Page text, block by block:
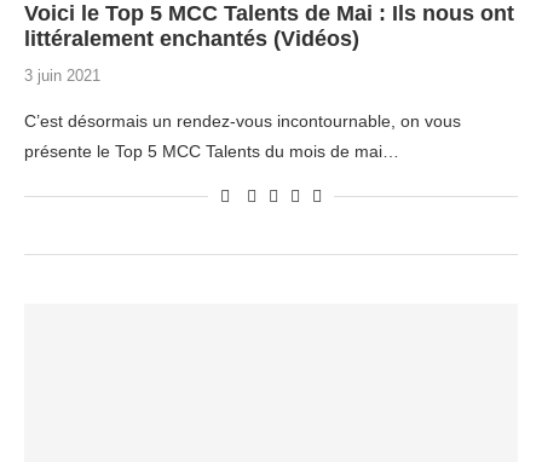
Voici le Top 5 MCC Talents de Mai : Ils nous ont
littéralement enchantés (Vidéos)
3 juin 2021
C’est désormais un rendez-vous incontournable, on vous
présente le Top 5 MCC Talents du mois de mai…